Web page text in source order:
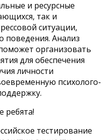
и ресурсные
так и
ситуации,
поведения. Анализ
организовать
для обеспечения
личности
психолого-
ребята!
тестирование